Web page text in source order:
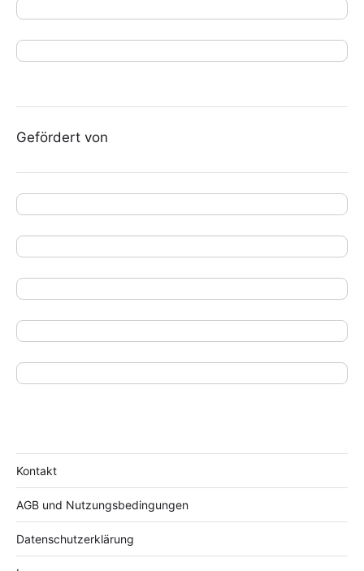
Gefördert von
Kontakt
AGB und Nutzungsbedingungen
Datenschutzerklärung